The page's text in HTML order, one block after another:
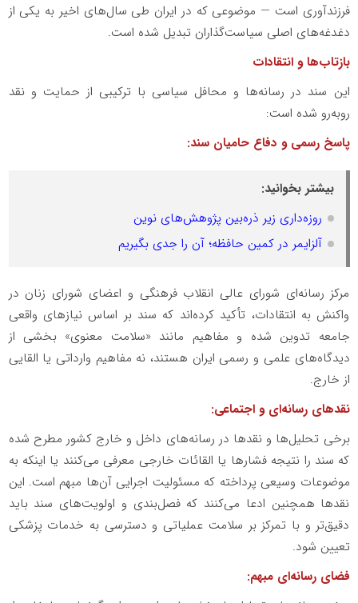
فرزندآوری است — موضوعی که در ایران طی سال‌های اخیر به یکی از
دغدغه‌های اصلی سیاست‌گذاران تبدیل شده است.
بازتاب‌ها و انتقادات
این سند در رسانه‌ها و محافل سیاسی با ترکیبی از حمایت و نقد
روبه‌رو شده است:
پاسخ رسمی و دفاع حامیان سند:
بیشتر بخوانید:
روزه‌داری زیر ذره‌بین پژوهش‌های نوین
آلزایمر در کمین حافظه؛ آن را جدی بگیریم
مرکز رسانه‌ای شورای عالی انقلاب فرهنگی و اعضای شورای زنان در
واکنش به انتقادات، تأکید کرده‌اند که سند بر اساس نیازهای واقعی
جامعه تدوین شده و مفاهیم مانند «سلامت معنوی» بخشی از
دیدگاه‌های علمی و رسمی ایران هستند، نه مفاهیم وارداتی یا القایی
از خارج.
نقدهای رسانه‌ای و اجتماعی:
برخی تحلیل‌ها و نقدها در رسانه‌های داخل و خارج کشور مطرح شده
که سند را نتیجه فشارها یا القائات خارجی معرفی می‌کنند یا اینکه به
موضوعات وسیعی پرداخته که مسئولیت اجرایی آن‌ها مبهم است. این
نقدها همچنین ادعا می‌کنند که فصل‌بندی و اولویت‌های سند باید
دقیق‌تر و با تمرکز بر سلامت عملیاتی و دسترسی به خدمات پزشکی
تعیین شود.
فضای رسانه‌ای مبهم: